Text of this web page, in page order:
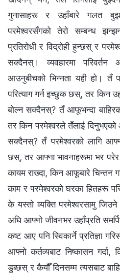
गुनासाहरू र उहाँबारे गलत
परमेश्‍वरसँगको तेरो सम्बन्ध
प्रतिरोधी र विद्रोही हुन्छस् र
सक्दैनस्। व्यवहारमा परिवर्तन
आउनुबीचको भिन्नता यही हो। तँ
परित्याग गर्न इच्छुक छस्, तर किन
बोल्न सक्दैनस्? तँ आफूभन्दा
तर किन परमेश्‍वरले तँलाई दिनुभएको
सक्दैनस्? तँ परमेश्‍वरको लागि
छस्, तर आफ्ना भावनाहरूमा भर
कायम राख्दा, किन आफूबारे चिन्तन
काम र परमेश्‍वरको घरका हितहरू
के यस्तो व्यक्ति परमेश्‍वरसामु
अघि आफ्नो जीवनभर उहाँप्रति
कष्ट आए पनि स्विकार्ने प्रतिज्ञा
आफ्नो कर्तव्यबाट निष्कासन गर्दा,
डुब्छस् र कैयौँ दिनसम्म त्यसबाट